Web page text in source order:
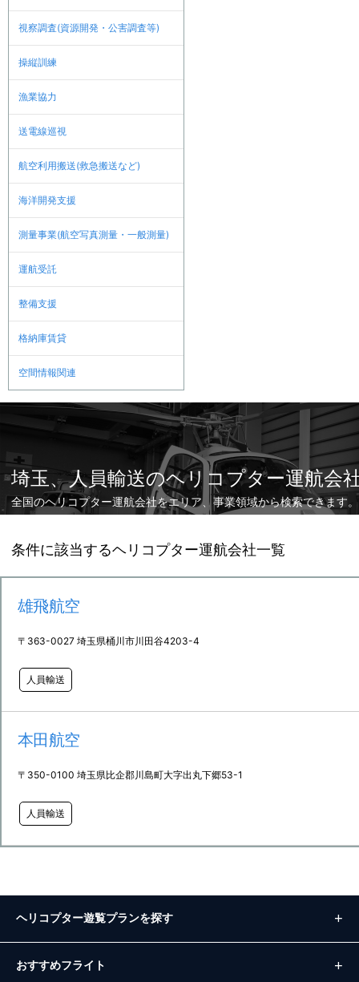
視察調査(資源開発・公害調査等)
操縦訓練
漁業協力
送電線巡視
航空利用搬送(救急搬送など)
海洋開発支援
測量事業(航空写真測量・一般測量)
運航受託
整備支援
格納庫賃貸
空間情報関連
埼玉、人員輸送のヘリコプター運航会
全国のヘリコプター運航会社をエリア、事業領域から検索できます。
条件に該当するヘリコプター運航会社一覧
雄飛航空
〒363-0027 埼玉県桶川市川田谷4203-4
人員輸送
本田航空
〒350-0100 埼玉県比企郡川島町大字出丸下郷53-1
人員輸送
ヘリコプター遊覧プランを探す
おすすめフライト